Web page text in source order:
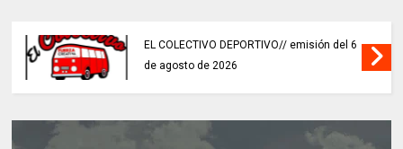
EL COLECTIVO DEPORTIVO// emisión del 6
de agosto de 2026